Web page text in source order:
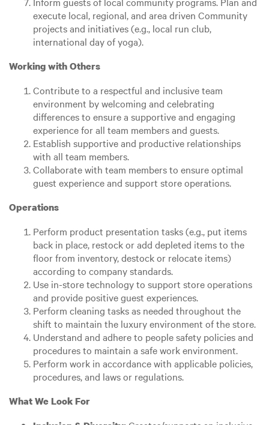
execute local, regional, and area driven Community
projects and initiatives (e.g., local run club,
international day of yoga).
Working with Others
Contribute to a respectful and inclusive team
environment by welcoming and celebrating
differences to ensure a supportive and engaging
experience for all team members and guests.
Establish supportive and productive relationships
with all team members.
Collaborate with team members to ensure optimal
guest experience and support store operations.
Operations
Perform product presentation tasks (e.g., put items
back in place, restock or add depleted items to the
floor from inventory, destock or relocate items)
according to company standards.
Use in-store technology to support store operations
and provide positive guest experiences.
Perform cleaning tasks as needed throughout the
shift to maintain the luxury environment of the store.
Understand and adhere to people safety policies and
procedures to maintain a safe work environment.
Perform work in accordance with applicable policies,
procedures, and laws or regulations.
What We Look For